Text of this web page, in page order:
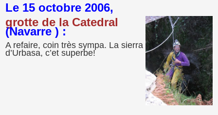
Le 15 octobre 2006,
grotte de la Catedral
(Navarre ) :
A refaire, coin très sympa. La sierra
d’Urbasa, c’et superbe!